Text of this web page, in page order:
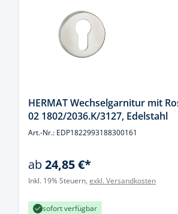
HERMAT Wechselgarnitur mit
02 1802/2036.K/3127, Edelstahl
Art.-Nr.: EDP1822993188300161
ab24,85 €*
Inkl. 19% Steuern, exkl. Versandkosten
sofort verfügbar